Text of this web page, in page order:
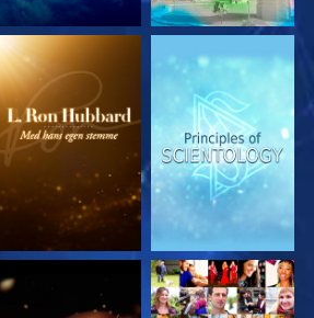
UDFORSK SERIEN UDFORSK SERIEN